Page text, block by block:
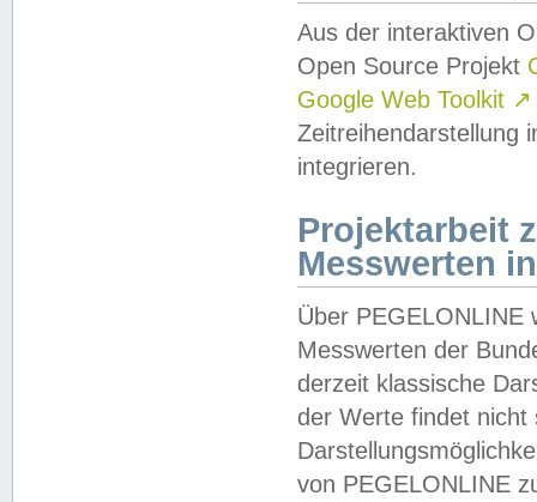
Aus der interaktiven
Open Source Projekt
Google Web Toolkit ↗
Zeitreihendarstellung
integrieren.
Projektarbeit
Messwerten
Über PEGELONLINE
Messwerten der
derzeit klassische
der Werte findet
von PEGELONLINE